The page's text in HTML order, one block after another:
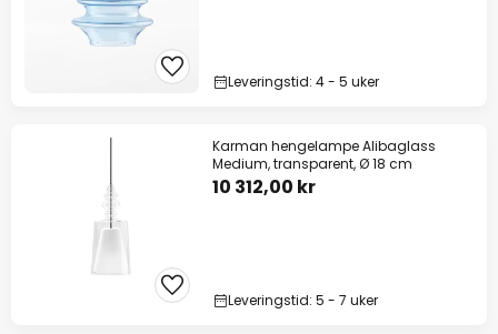
Leveringstid: 4 - 5 uker
Karman hengelampe Alibaglass
Medium, transparent, Ø 18 cm
10 312,00 kr
Leveringstid: 5 - 7 uker